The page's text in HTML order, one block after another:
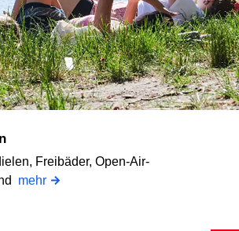
Freibäder, Open-Air-
mehr